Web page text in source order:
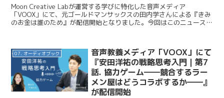
Moon Creative Labが運営する学びに特化した音声メディア
「VOOX」にて、元ゴールドマンサックスの田内学さんによる『きみ
のお金は誰のため』が配信開始となりました。今回はこのニュースを
07. オーディオブック
音声教養メディア「VOOX」にて
『安田洋祐の戦略思考入門｜第7
話. 協力ゲーム――競合するラー
メン屋はどうコラボするか――』
が配信開始